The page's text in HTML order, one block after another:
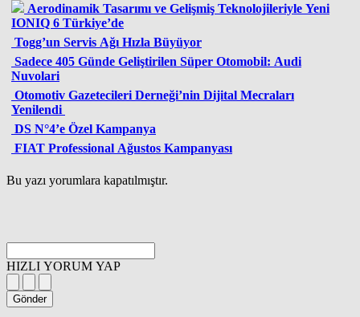
Aerodinamik Tasarımı ve Gelişmiş Teknolojileriyle Yeni
IONIQ 6 Türkiye’de
Togg’un Servis Ağı Hızla Büyüyor
Sadece 405 Günde Geliştirilen Süper Otomobil: Audi
Nuvolari
Otomotiv Gazetecileri Derneği’nin Dijital Mecraları
Yenilendi
DS N°4’e Özel Kampanya
FIAT Professional Ağustos Kampanyası
Bu yazı yorumlara kapatılmıştır.
HIZLI YORUM YAP
Gönder